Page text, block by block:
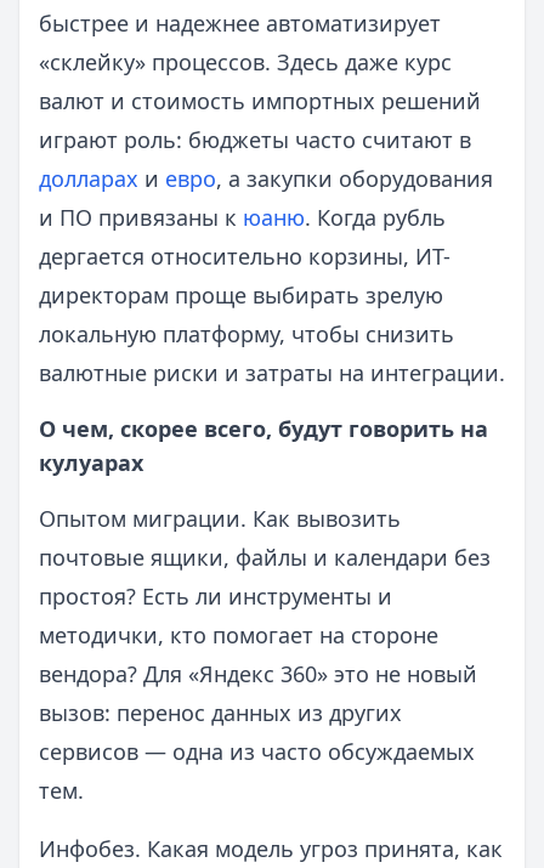
быстрее и надежнее автоматизирует
«склейку» процессов. Здесь даже курс
валют и стоимость импортных решений
играют роль: бюджеты часто считают в
долларах и евро, а закупки оборудования
и ПО привязаны к юаню. Когда рубль
дергается относительно корзины, ИТ-
директорам проще выбирать зрелую
локальную платформу, чтобы снизить
валютные риски и затраты на интеграции.
О чем, скорее всего, будут говорить на
кулуарах
Опытом миграции. Как вывозить
почтовые ящики, файлы и календари без
простоя? Есть ли инструменты и
методички, кто помогает на стороне
вендора? Для «Яндекс 360» это не новый
вызов: перенос данных из других
сервисов — одна из часто обсуждаемых
тем.
Инфобез. Какая модель угроз принята, как